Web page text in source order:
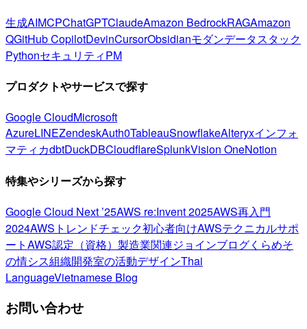
生成AIMCPChatGPTClaudeAmazon BedrockRAGAmazon
QGitHub CopilotDevinCursorObsidianモダンデータスタック
PythonセキュリティPM
プロダクトやサービスで探す
Google CloudMicrosoft
AzureLINEZendeskAuth0TableauSnowflakeAlteryxインフォ
マティカdbtDuckDBCloudflareSplunkVision OneNotion
特集やシリーズから探す
Google Cloud Next ’25AWS re:Invent 2025AWS再入門
2024AWSトレンドチェック初心者向けAWSテクニカルサポ
ートAWS認定（資格） 製造業関連ジョインブログくらめそ
の情シス組織開発室の活動デザインThai
LanguageVietnamese Blog
お問い合わせ